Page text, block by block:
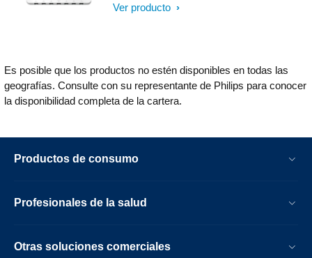
soluciones inteligentes para mejorar el flujo
computo clínico Philips Capsule Neuron 3.
de la red y transporte de pacientes. Este
dispositivo versátil ejecuta las aplicaciones
Vitals Stream y Chart Xpress para
trabajo y mejorar lo oportuno y preciso de
Ver producto
Es posible que los productos no estén disponibles en todas las
geografías. Consulte con su representante de Philips para conocer
la disponibilidad completa de la cartera.
Productos de consumo
Profesionales de la salud
Otras soluciones comerciales